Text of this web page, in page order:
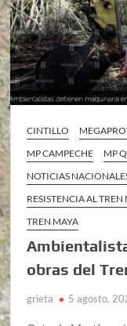
CINTILLO
MP CAMPECHE
MP
NOTICIAS
RESISTENCIA AL
TREN MAYA
obras del
grieta 5 agosto,